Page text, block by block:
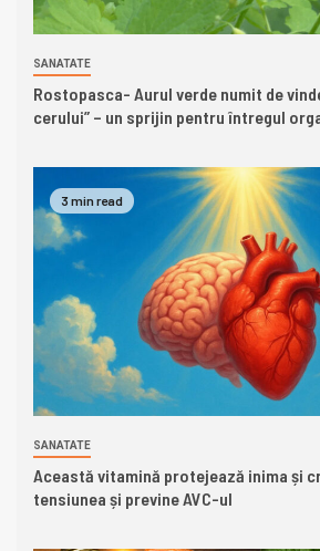
SANATATE
Rostopasca- Aurul verde numit de
cerului” – un sprijin pentru întregul
3 min read
SANATATE
Această vitamină protejează inima și
tensiunea și previne AVC-ul